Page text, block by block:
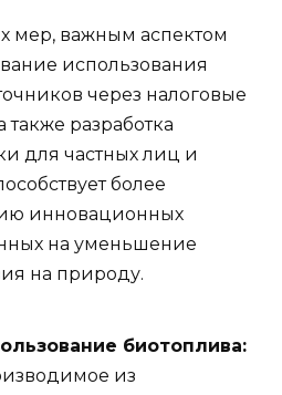
мер, важным аспектом
использования
через налоговые
разработка
для частных лиц и
более
инновационных
на уменьшение
на природу.
биотоплива:
из